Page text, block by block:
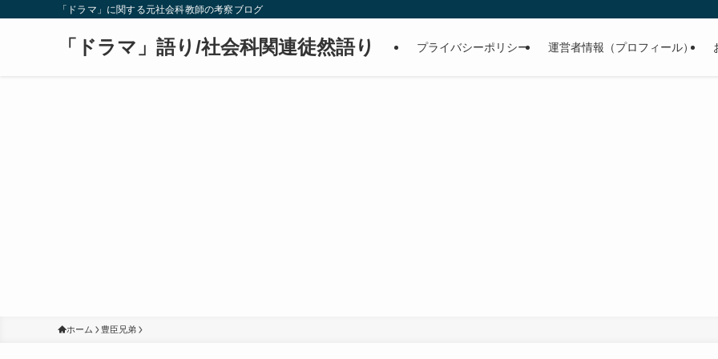
「ドラマ」に関する元社会科教師の考察ブログ
「ドラマ」語り/社会科関連徒然語り プライバシーポリシー 運営者情報（プロフィール）
ホーム 豊臣兄弟